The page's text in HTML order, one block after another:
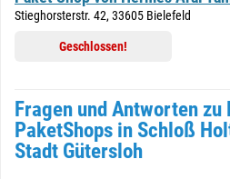
Stieghorsterstr. 42, 33605 Bielefeld
Geschlossen!
Fragen und Antworten zu
PaketShops in Schloß
Stadt Gütersloh